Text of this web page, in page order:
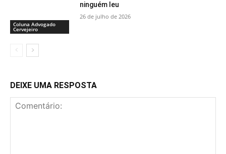
Coluna Advogado
Cervejeiro
ninguém leu
26 de julho de 2026
DEIXE UMA RESPOSTA